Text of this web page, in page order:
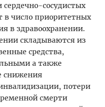
сердечно-сосудистых
в число приоритетных
в здравоохранении.
складываются из
средства,
а также
снижения
потери
смерти